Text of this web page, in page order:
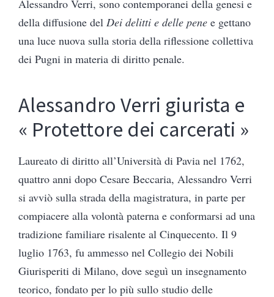
Alessandro Verri, sono contemporanei della genesi e
della diffusione del Dei delitti e delle pene e gettano
una luce nuova sulla storia della riflessione collettiva
dei Pugni in materia di diritto penale.
Alessandro Verri giurista e
« Protettore dei carcerati »
Laureato di diritto all’Università di Pavia nel 1762,
quattro anni dopo Cesare Beccaria, Alessandro Verri
si avviò sulla strada della magistratura, in parte per
compiacere alla volontà paterna e conformarsi ad una
tradizione familiare risalente al Cinquecento. Il 9
luglio 1763, fu ammesso nel Collegio dei Nobili
Giurisperiti di Milano, dove seguì un insegnamento
teorico, fondato per lo più sullo studio delle